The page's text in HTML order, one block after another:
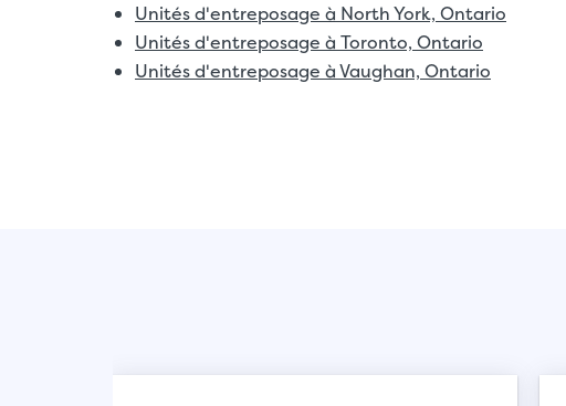
Unités d'entreposage à North York, Ontario
Unités d'entreposage à Toronto, Ontario
Unités d'entreposage à Vaughan, Ontario